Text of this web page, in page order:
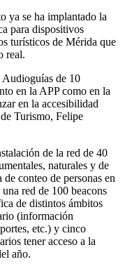
ya se ha implantado la
para dispositivos
turísticos de Mérida que
real.
Audioguías de 10
en la APP como en la
en la accesibilidad
Turismo, Felipe
de la red de 40
naturales y de
conteo de personas en
red de 100 beacons
de distintos ámbitos
(información
etc.) y cinco
tener acceso a la
año.